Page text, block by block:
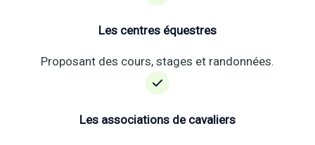
Les centres équestres
Proposant des cours, stages et randonnées.
Les associations de cavaliers